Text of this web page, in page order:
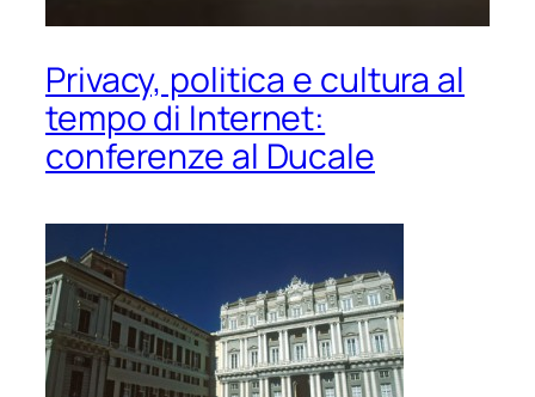
Privacy, politica e cultura al
tempo di Internet:
conferenze al Ducale